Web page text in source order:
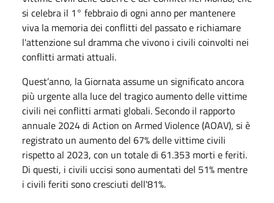
si celebra il 1° febbraio di ogni anno per mantenere
viva la memoria dei conflitti del passato e richiamare
l'attenzione sul dramma che vivono i civili coinvolti nei
conflitti armati attuali.
Quest’anno, la Giornata assume un significato ancora
più urgente alla luce del tragico aumento delle vittime
civili nei conflitti armati globali. Secondo il rapporto
annuale 2024 di Action on Armed Violence (AOAV), si è
registrato un aumento del 67% delle vittime civili
rispetto al 2023, con un totale di 61.353 morti e feriti.
Di questi, i civili uccisi sono aumentati del 51% mentre
i civili feriti sono cresciuti dell'81%.